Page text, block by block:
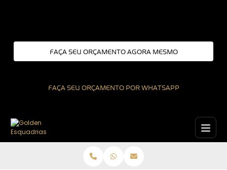
FAÇA SEU ORÇAMENTO AGORA MESMO
FAÇA SEU ORÇAMENTO POR WHATSAPP